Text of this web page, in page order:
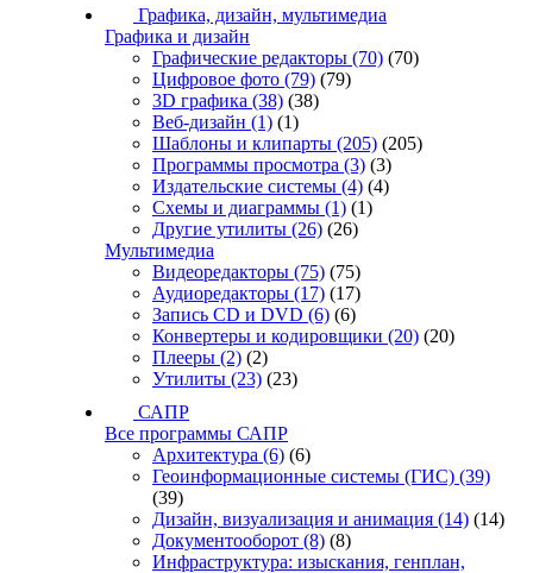
Графика, дизайн, мультимедиа
Графика и дизайн
Графические редакторы (70) (70)
Цифровое фото (79) (79)
3D графика (38) (38)
Веб-дизайн (1) (1)
Шаблоны и клипарты (205) (205)
Программы просмотра (3) (3)
Издательские системы (4) (4)
Схемы и диаграммы (1) (1)
Другие утилиты (26) (26)
Мультимедиа
Видеоредакторы (75) (75)
Аудиоредакторы (17) (17)
Запись CD и DVD (6) (6)
Конвертеры и кодировщики (20) (20)
Плееры (2) (2)
Утилиты (23) (23)
САПР
Все программы САПР
Архитектура (6) (6)
Геоинформационные системы (ГИС) (39)
(39)
Дизайн, визуализация и анимация (14) (14)
Документооборот (8) (8)
Инфраструктура: изыскания, генплан,